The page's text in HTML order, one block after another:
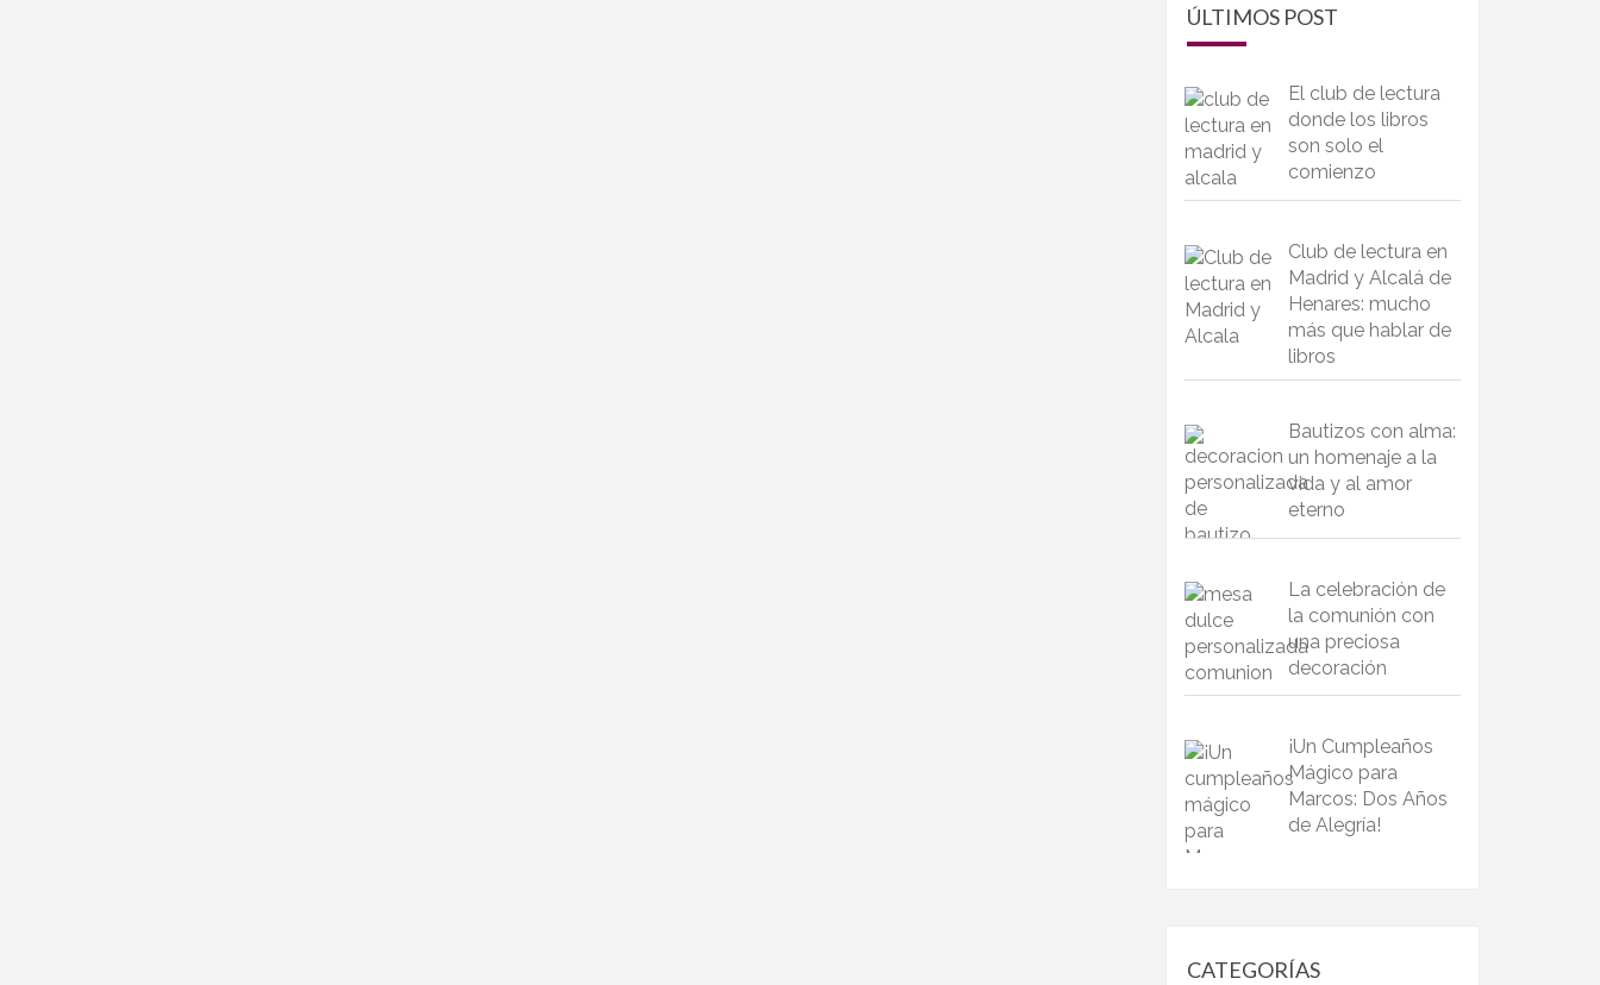
ÚLTIMOS POST
El club de lectura
donde los libros
son solo el
comienzo
Club de lectura en
Madrid y Alcalá de
Henares: mucho
más que hablar de
libros
Bautizos con alma:
un homenaje a la
vida y al amor
eterno
La celebración de
la comunión con
una preciosa
decoración
¡Un Cumpleaños
Mágico para
Marcos: Dos Años
de Alegría!
CATEGORÍAS